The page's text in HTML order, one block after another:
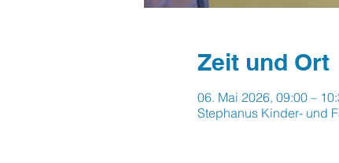
Zeit und Ort
06. Mai 2026, 09:00 –
Stephanus Kinder- und